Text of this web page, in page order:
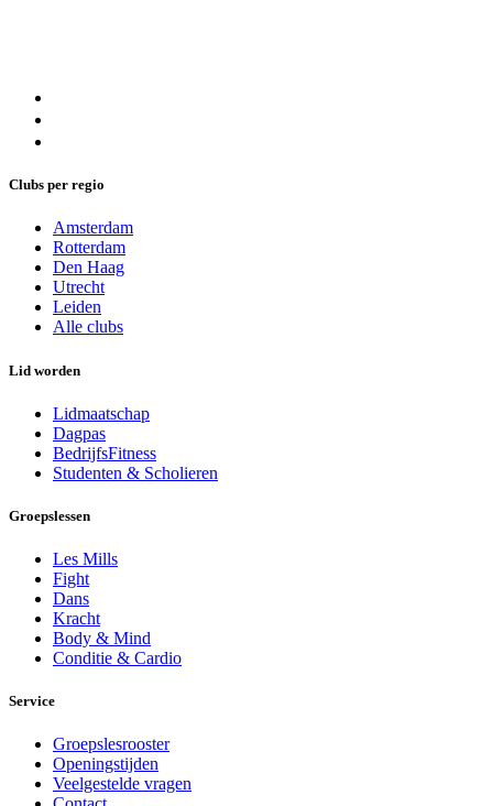
Clubs per regio
Amsterdam
Rotterdam
Den Haag
Utrecht
Leiden
Alle clubs
Lid worden
Lidmaatschap
Dagpas
BedrijfsFitness
Studenten & Scholieren
Groepslessen
Les Mills
Fight
Dans
Kracht
Body & Mind
Conditie & Cardio
Service
Groepslesrooster
Openingstijden
Veelgestelde vragen